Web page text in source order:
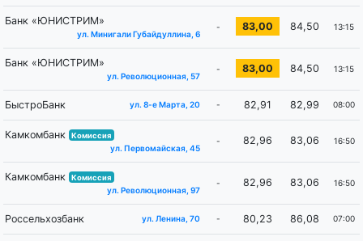
Банк «ЮНИСТРИМ»
ул. Минигали Губайдуллина, 6
- 83,00 84,50 13:15
Банк «ЮНИСТРИМ»
ул. Революционная, 57
- 83,00 84,50 13:15
БыстроБанк ул. 8-е Марта, 20 - 82,91 82,99 08:00
Камкомбанк Комиссия
ул. Первомайская, 45
- 82,96 83,06 16:50
Камкомбанк Комиссия
ул. Революционная, 97
- 82,96 83,06 16:50
Россельхозбанк ул. Ленина, 70 - 80,23 86,08 07:00